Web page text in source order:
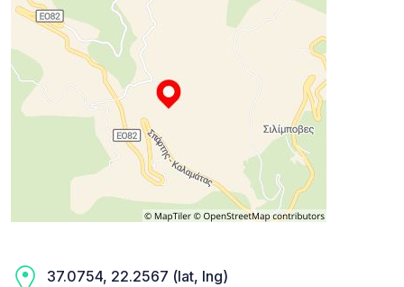
37.0754, 22.2567 (lat, lng)